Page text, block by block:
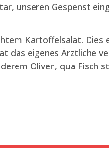
unseren Gespenst
Kartoffelsalat. Dies
das eigenes Ärztliche
Oliven, qua Fisch